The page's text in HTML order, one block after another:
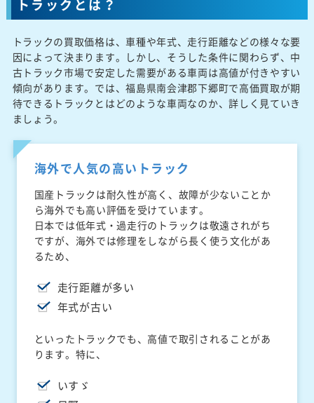
トラックとは？
トラックの買取価格は、車種や年式、走行距離などの様々な要
因によって決まります。しかし、そうした条件に関わらず、中
古トラック市場で安定した需要がある車両は高値が付きやすい
傾向があります。では、福島県南会津郡下郷町で高価買取が期
待できるトラックとはどのような車両なのか、詳しく見ていき
ましょう。
海外で人気の高いトラック
国産トラックは耐久性が高く、故障が少ないことか
ら海外でも高い評価を受けています。
日本では低年式・過走行のトラックは敬遠されがち
ですが、海外では修理をしながら長く使う文化があ
るため、
走行距離が多い
年式が古い
といったトラックでも、高値で取引されることがあ
ります。特に、
いすゞ